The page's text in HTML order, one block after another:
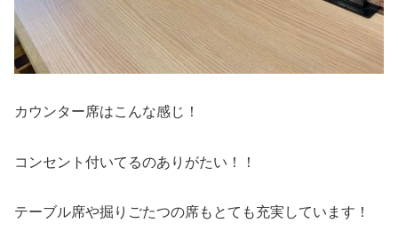
カウンター席はこんな感じ！
コンセント付いてるのありがたい！！
テーブル席や掘りごたつの席もとても充実しています！